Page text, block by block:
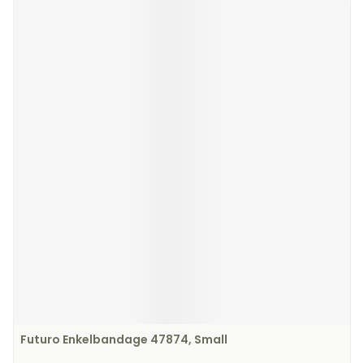
Futuro Enkelbandage 47874, Small